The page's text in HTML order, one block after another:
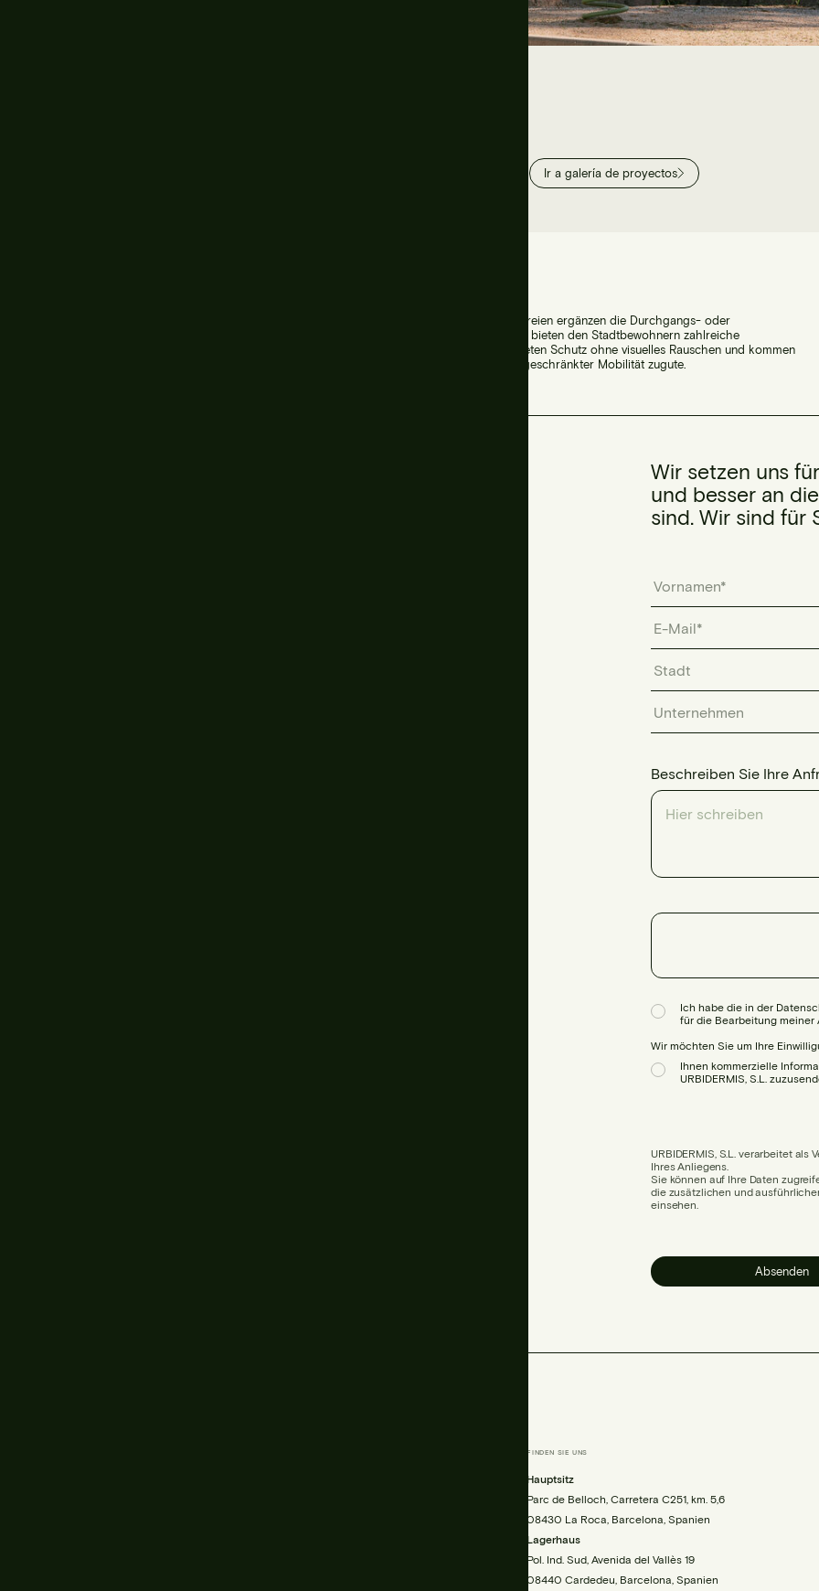
Ir a galería de proyectos
Die Geländer im Freien ergänzen die Durchgangs- oder
Ruhebereiche und bieten den Stadtbewohnern zahlreiche
Funktionen. Sie bieten Schutz ohne visuelles Rauschen und kommen
Menschen mit eingeschränkter Mobilität zugute.
Wir setzen uns
und besser an
sind. Wir sind für
Beschreiben Sie Ihre
Ich habe die in der
für die Bearbeitung meiner
Wir möchten Sie um Ihre
Ihnen kommerzielle
URBIDERMIS, S.L.
URBIDERMIS, S.L. verarbeitet
Ihres Anliegens.
Sie können auf Ihre Daten
die zusätzlichen und
einsehen.
Absenden
FINDEN SIE UNS
Hauptsitz
Parc de Belloch, Carretera C251, km. 5,6
08430 La Roca, Barcelona, Spanien
Lagerhaus
Pol. Ind. Sud, Avenida del Vallès 19
08440 Cardedeu, Barcelona, Spanien